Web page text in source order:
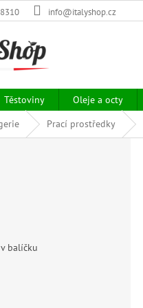
info@italyshop.cz
Těstoviny Oleje a octy
Prací prostředky
balíčku